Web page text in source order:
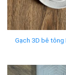
Gạch 3D bê tông